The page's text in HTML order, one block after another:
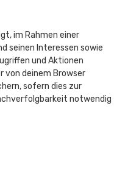
im Rahmen einer
seinen Interessen sowie
und Aktionen
von deinem Browser
sofern dies zur
notwendig